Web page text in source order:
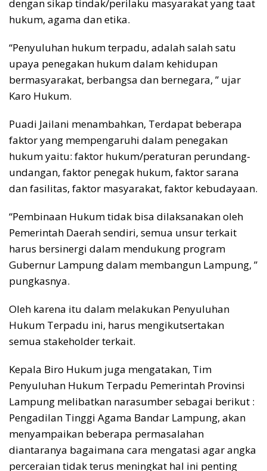
dengan sikap tindak/perilaku masyarakat yang taat
hukum, agama dan etika.
“Penyuluhan hukum terpadu, adalah salah satu
upaya penegakan hukum dalam kehidupan
bermasyarakat, berbangsa dan bernegara, ” ujar
Karo Hukum.
Puadi Jailani menambahkan, Terdapat beberapa
faktor yang mempengaruhi dalam penegakan
hukum yaitu: faktor hukum/peraturan perundang-
undangan, faktor penegak hukum, faktor sarana
dan fasilitas, faktor masyarakat, faktor kebudayaan.
“Pembinaan Hukum tidak bisa dilaksanakan oleh
Pemerintah Daerah sendiri, semua unsur terkait
harus bersinergi dalam mendukung program
Gubernur Lampung dalam membangun Lampung, ”
pungkasnya.
Oleh karena itu dalam melakukan Penyuluhan
Hukum Terpadu ini, harus mengikutsertakan
semua stakeholder terkait.
Kepala Biro Hukum juga mengatakan, Tim
Penyuluhan Hukum Terpadu Pemerintah Provinsi
Lampung melibatkan narasumber sebagai berikut :
Pengadilan Tinggi Agama Bandar Lampung, akan
menyampaikan beberapa permasalahan
diantaranya bagaimana cara mengatasi agar angka
perceraian tidak terus meningkat hal ini penting